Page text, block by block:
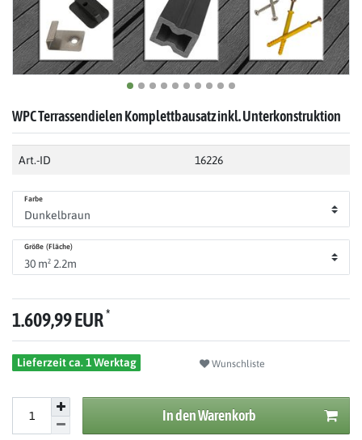
WPC Terrassendielen Komplettbausatz inkl. Unterkonstruktion
Art.-ID 16226
Farbe
Größe (Fläche)
1.609,99 EUR*
Lieferzeit ca. 1 Werktag Wunschliste
In den Warenkorb